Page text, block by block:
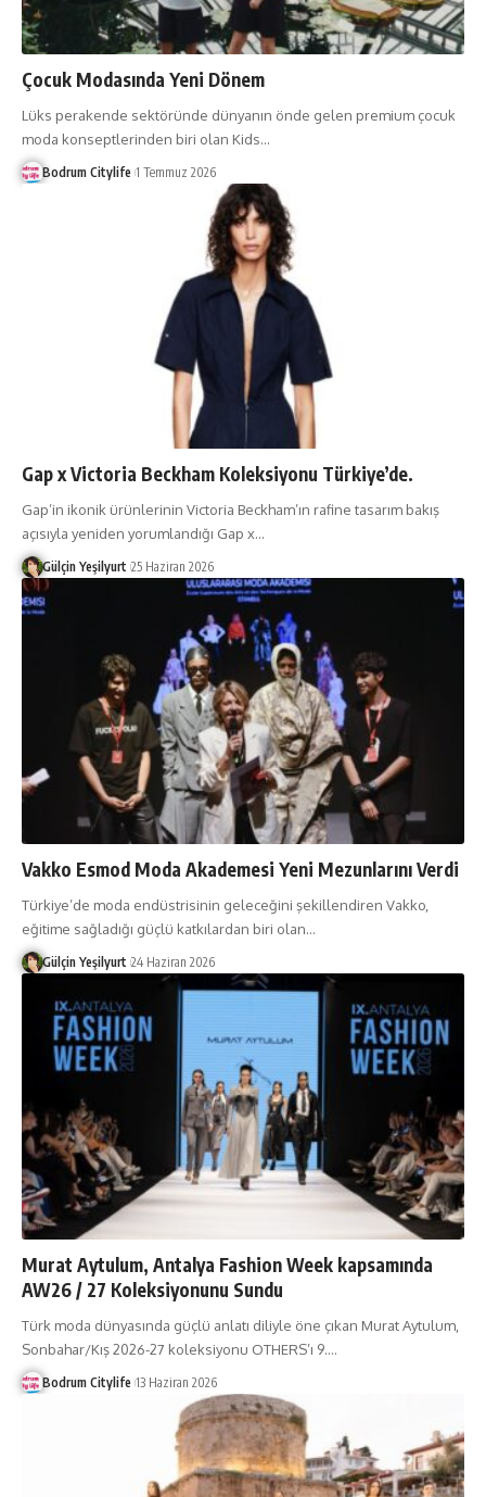
Çocuk Modasında Yeni Dönem
Lüks perakende sektöründe dünyanın önde gelen premium çocuk
moda konseptlerinden biri olan Kids…
Bodrum Citylife 1 Temmuz 2026
Gap x Victoria Beckham Koleksiyonu Türkiye’de.
Gap’in ikonik ürünlerinin Victoria Beckham’ın rafine tasarım bakış
açısıyla yeniden yorumlandığı Gap x…
Gülçin Yeşilyurt 25 Haziran 2026
Vakko Esmod Moda Akademesi Yeni Mezunlarını Verdi
Türkiye’de moda endüstrisinin geleceğini şekillendiren Vakko,
eğitime sağladığı güçlü katkılardan biri olan…
Gülçin Yeşilyurt 24 Haziran 2026
Murat Aytulum, Antalya Fashion Week kapsamında
AW26 / 27 Koleksiyonunu Sundu
Türk moda dünyasında güçlü anlatı diliyle öne çıkan Murat Aytulum,
Sonbahar/Kış 2026-27 koleksiyonu OTHERS’ı 9.…
Bodrum Citylife 13 Haziran 2026